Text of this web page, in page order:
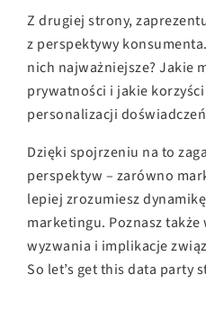
Z drugiej strony,
z perspektywy
nich najważniejsze? Jakie
prywatności i jakie
personalizacji
Dzięki spojrzeniu na to
perspektyw – zarówno
lepiej zrozumiesz
marketingu. Poznasz
wyzwania i implikacje
So let’s get this data party